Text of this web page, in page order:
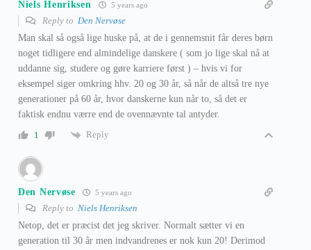
Niels Henriksen 5 years ago
Reply to Den Nervøse
Man skal så også lige huske på, at de i gennemsnit får deres børn
noget tidligere end almindelige danskere ( som jo lige skal nå at
uddanne sig, studere og gøre karriere først ) – hvis vi for
eksempel siger omkring hhv. 20 og 30 år, så når de altså tre nye
generationer på 60 år, hvor danskerne kun når to, så det er
faktisk endnu værre end de ovennævnte tal antyder.
1
Reply
Den Nervøse 5 years ago
Reply to Niels Henriksen
Netop, det er præcist det jeg skriver. Normalt sætter vi en
generation til 30 år men indvandrenes er nok kun 20! Derimod